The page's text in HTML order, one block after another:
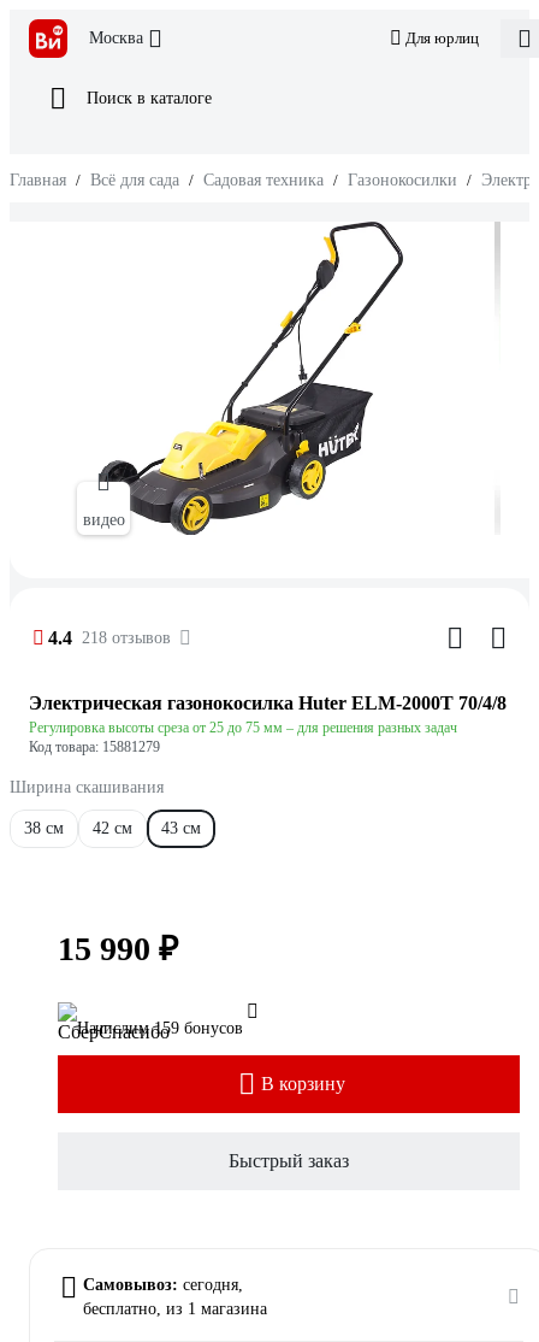
Москва Для юрлиц
Поиск в каталоге
Главная / Всё для сада / Садовая техника / Газонокосилки /
видео
4.4 218 отзывов
Электрическая газонокосилка Huter ELM-2000T 70/4/8
Регулировка высоты среза от 25 до 75 мм – для решения разных задач
Код товара: 15881279
Ширина скашивания
38 см 42 см 43 см
15 990 ₽
Начислим 159 бонусов
В корзину
Быстрый заказ
Самовывоз: сегодня,
бесплатно, из 1 магазина